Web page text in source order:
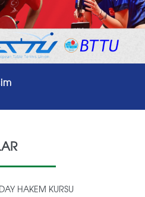
HAKEM KURSU